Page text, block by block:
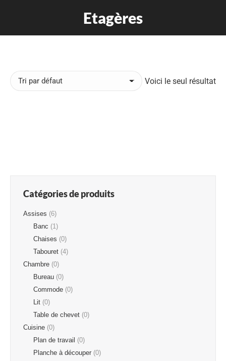
Etagères
Voici le seul résultat
Catégories de produits
Assises (6)
Banc (1)
Chaises (0)
Tabouret (4)
Chambre (0)
Bureau (0)
Commode (0)
Lit (0)
Table de chevet (0)
Cuisine (0)
Plan de travail (0)
Planche à découper (0)